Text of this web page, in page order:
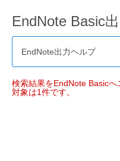
EndNote Basic
EndNote出力ヘルプ
検索結果をEndNote Basicへ
対象は1件です。